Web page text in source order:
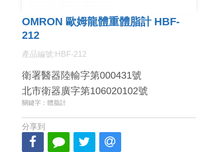
OMRON 歐姆龍體重體脂計 HBF-
212
產品編號:HBF-212
衛署醫器陸輸字第000431號
北市衛器廣字第106020102號
關鍵字：體脂計
分享到